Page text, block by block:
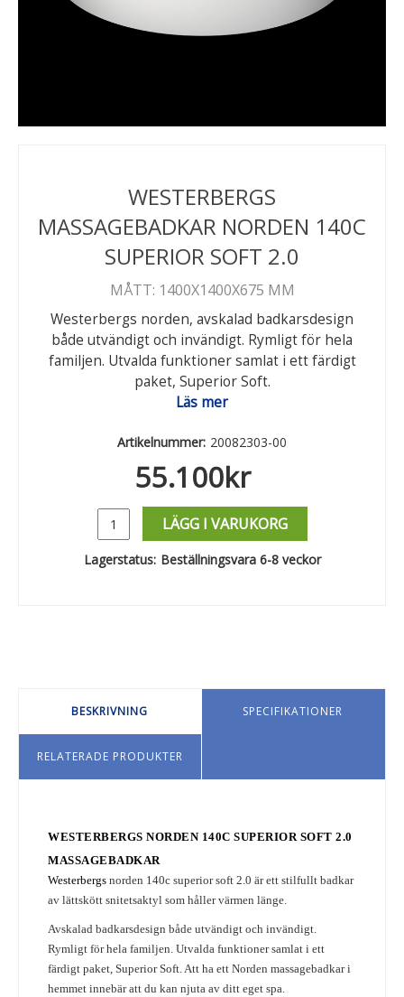
WESTERBERGS
MASSAGEBADKAR NORDEN 140C
SUPERIOR SOFT 2.0
MÅTT: 1400X1400X675 MM
Westerbergs norden, avskalad badkarsdesign
både utvändigt och invändigt. Rymligt för hela
familjen. Utvalda funktioner samlat i ett färdigt
paket, Superior Soft.
Läs mer
Artikelnummer: 20082303-00
55.100kr
LÄGG I VARUKORG
Lagerstatus: Beställningsvara 6-8 veckor
BESKRIVNING SPECIFIKATIONER
RELATERADE PRODUKTER
WESTERBERGS NORDEN 140C SUPERIOR SOFT 2.0
MASSAGEBADKAR
Westerbergs norden 140c superior soft 2.0 är ett stilfullt badkar
av lättskött snitetsaktyl som håller värmen länge.
Avskalad badkarsdesign både utvändigt och invändigt.
Rymligt för hela familjen. Utvalda funktioner samlat i ett
färdigt paket, Superior Soft. Att ha ett Norden massagebadkar i
hemmet innebär att du kan njuta av ditt eget spa.